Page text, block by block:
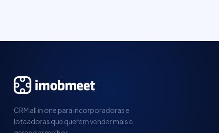
CRM all in one para incorporadoras e
loteadoras que querem vender mais e